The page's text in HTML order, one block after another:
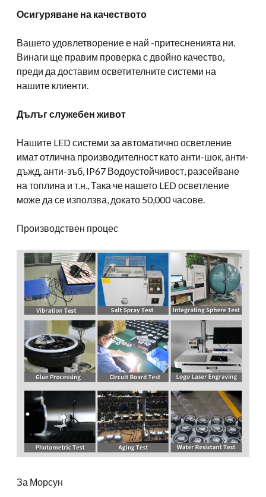
Осигуряване на качеството
Вашето удовлетворение е най -притесненията ни.
Винаги ще правим проверка с двойно качество,
преди да доставим осветителните системи на
нашите клиенти.
Дълъг служебен живот
Нашите LED системи за автоматично осветление
имат отлична производителност като анти-шок, анти-
дъжд, анти-зъб, IP67 Водоустойчивост, разсейване
на топлина и т.н., Така че нашето LED осветление
може да се използва, докато 50,000 часове.
Производствен процес
За Морсун